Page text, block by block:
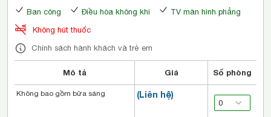
Ban công Điều hòa không khí
TV màn hình phẳng
Không hút thuốc
Chính sách hành khách và trẻ em
Mô tả Giá Số phòng
(Liên hệ)
Không bao gồm bữa sáng